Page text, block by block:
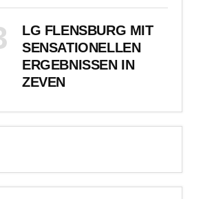
LG FLENSBURG MIT
SENSATIONELLEN
ERGEBNISSEN IN
ZEVEN